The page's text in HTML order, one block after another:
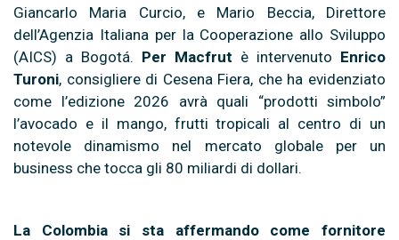
Giancarlo Maria Curcio, e Mario Beccia, Direttore
dell’Agenzia Italiana per la Cooperazione allo Sviluppo
(AICS) a Bogotá. Per Macfrut è intervenuto Enrico
Turoni, consigliere di Cesena Fiera, che ha evidenziato
come l’edizione 2026 avrà quali “prodotti simbolo”
l’avocado e il mango, frutti tropicali al centro di un
notevole dinamismo nel mercato globale per un
business che tocca gli 80 miliardi di dollari.
La Colombia si sta affermando come fornitore